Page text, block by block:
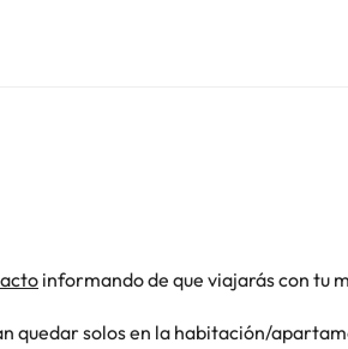
informando de que viajarás con tu
quedar solos en la habitación/